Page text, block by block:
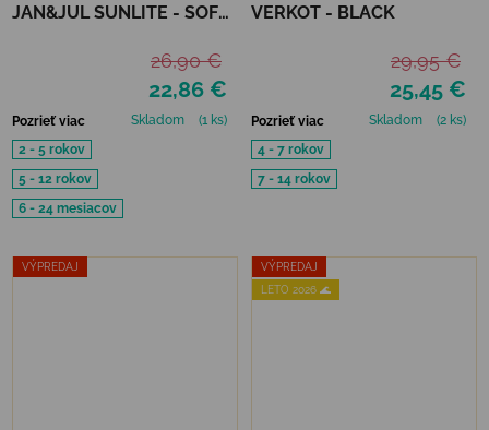
JAN&JUL SUNLITE - SOFT
22,86 €
26,90 €
Pozrieť viac Skladom
(1 ks)
2 - 5 rokov
5 - 12 rokov
6 - 24 mesiacov
VERKOT - BLACK
25,45 €
29,95 €
Pozrieť viac Skladom
(2 ks)
4 - 7 rokov
7 - 14 rokov
VÝPREDAJ
VÝPREDAJ
LETO 2026 🌊